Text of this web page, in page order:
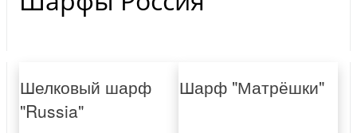
Шелковый шарф
"Russia"
Шарф "Матрёшки"